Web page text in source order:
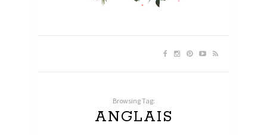
Browsing Tag:
ANGLAIS